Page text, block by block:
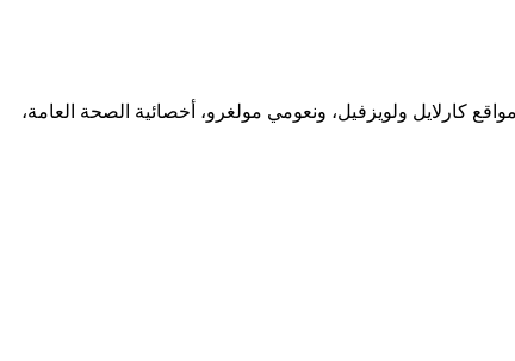
كارلايل ولويزفيل، ونعومي مولغرو، أخصائية الصحة العامة،